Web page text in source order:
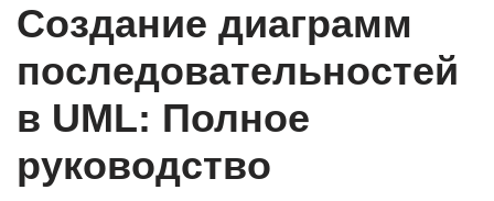
Создание диаграмм
последовательностей
в UML: Полное
руководство